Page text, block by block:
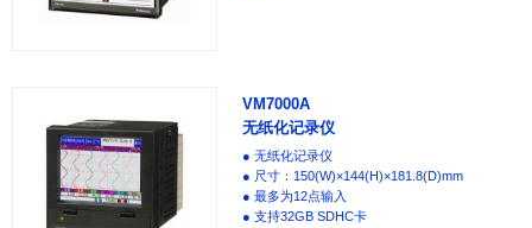
VM7000A
无纸化记录仪
● 无纸化记录仪
● 尺寸：150(W)×144(H)×181.8(D)mm
● 最多为12点输入
● 支持32GB SDHC卡